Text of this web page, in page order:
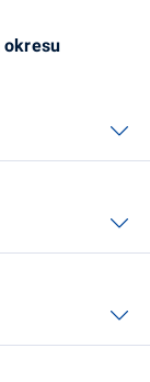
okresu